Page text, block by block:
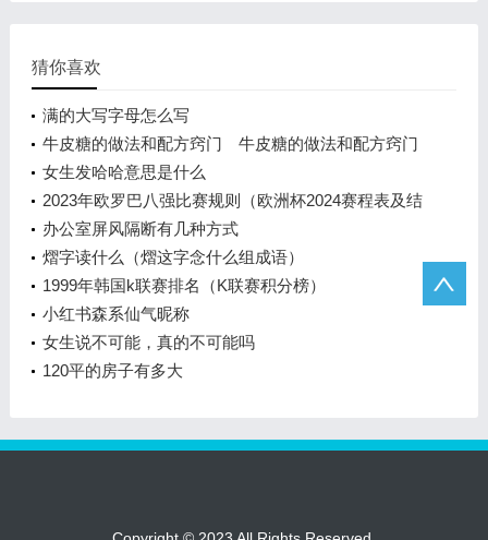
猜你喜欢
满的大写字母怎么写
牛皮糖的做法和配方窍门 牛皮糖的做法和配方窍门
女生发哈哈意思是什么
2023年欧罗巴八强比赛规则（欧洲杯2024赛程表及结
果）
办公室屏风隔断有几种方式
熠字读什么（熠这字念什么组成语）
1999年韩国k联赛排名（K联赛积分榜）
小红书森系仙气昵称
女生说不可能，真的不可能吗
120平的房子有多大